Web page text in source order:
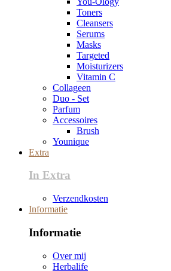
Toners
Cleansers
Serums
Masks
Targeted
Moisturizers
Vitamin C
Collageen
Duo - Set
Parfum
Accessoires
Brush
Younique
Extra
In Extra
Verzendkosten
Informatie
Informatie
Over mij
Herbalife